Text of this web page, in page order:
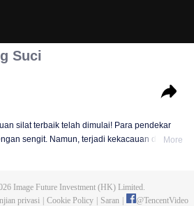
Suci
silat terbaik telah dimulai! Para pendekar
sengit. Namun, terjadi kekacauan dalam
itu dan menjadi pendekar nomor wahid di
More
Image Future Investment (HK) Limited.
privasi Cookie Policy Saran @TencentVideo